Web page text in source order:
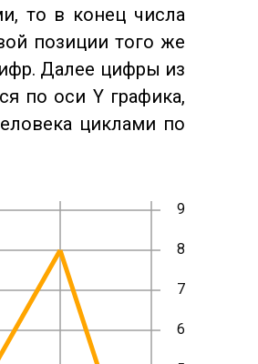
то в конец числа
позиции того же
Далее цифры из
по оси Y графика,
циклами по